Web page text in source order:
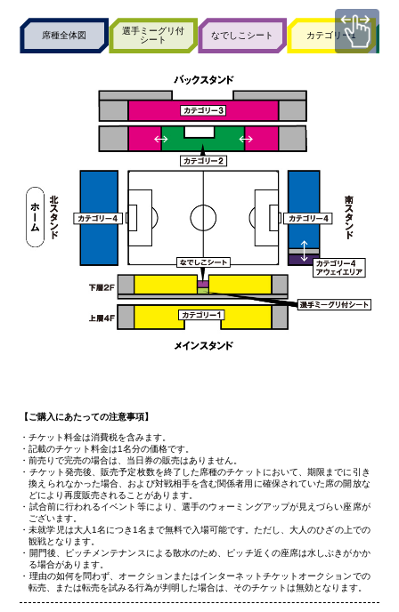
席種全体図
選手ミーグリ付
シート
なでしこシート カテゴリー1
【ご購入にあたっての注意事項】
チケット料金は消費税を含みます。
記載のチケット料金は1名分の価格です。
前売りで完売の場合は、当日券の販売はありません。
チケット発売後、販売予定枚数を終了した席種のチケットにおいて、期限までに引き
換えられなかった場合、および対戦相手を含む関係者用に確保されていた席の開放な
どにより再度販売されることがあります。
試合前に行われるイベント等により、選手のウォーミングアップが見えづらい座席が
ございます。
未就学児は大人1名につき1名まで無料で入場可能です。ただし、大人のひざの上での
観戦となります。
開門後、ピッチメンテナンスによる散水のため、ピッチ近くの座席は水しぶきがかか
る場合があります。
理由の如何を問わず、オークションまたはインターネットチケットオークションでの
転売、または転売を試みる行為が判明した場合は、そのチケットは無効となります。